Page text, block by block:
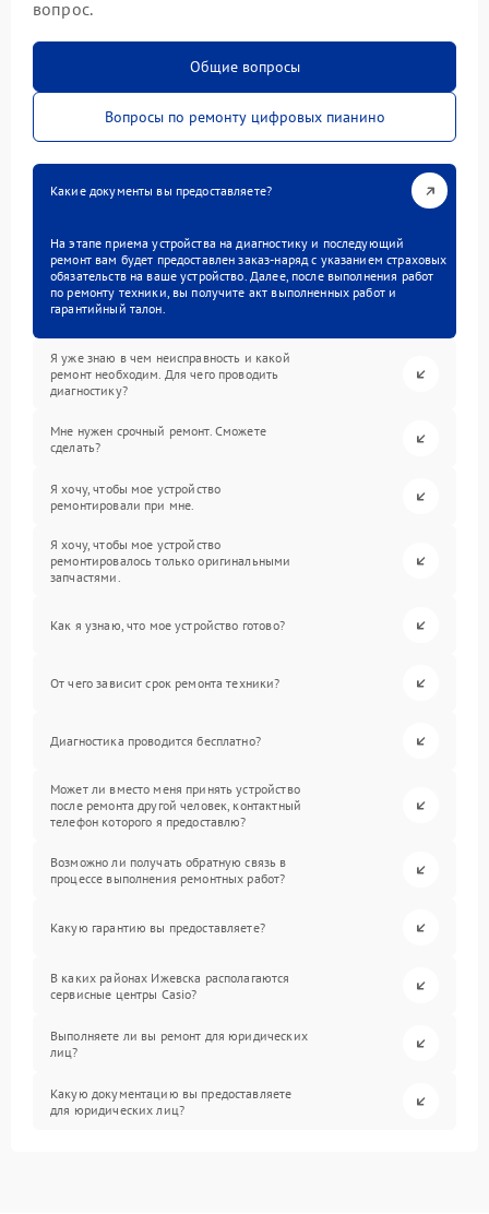
вопрос.
Общие вопросы
Вопросы по ремонту цифровых пианино
Какие документы вы предоставляете?
На этапе приема устройства на диагностику и последующий
ремонт вам будет предоставлен заказ-наряд с указанием страховых
обязательств на ваше устройство. Далее, после выполнения работ
по ремонту техники, вы получите акт выполненных работ и
гарантийный талон.
Я уже знаю в чем неисправность и какой
ремонт необходим. Для чего проводить
диагностику?
Мне нужен срочный ремонт. Сможете
сделать?
Я хочу, чтобы мое устройство
ремонтировали при мне.
Я хочу, чтобы мое устройство
ремонтировалось только оригинальными
запчастями.
Как я узнаю, что мое устройство готово?
От чего зависит срок ремонта техники?
Диагностика проводится бесплатно?
Может ли вместо меня принять устройство
после ремонта другой человек, контактный
телефон которого я предоставлю?
Возможно ли получать обратную связь в
процессе выполнения ремонтных работ?
Какую гарантию вы предоставляете?
В каких районах Ижевска располагаются
сервисные центры Casio?
Выполняете ли вы ремонт для юридических
лиц?
Какую документацию вы предоставляете
для юридических лиц?